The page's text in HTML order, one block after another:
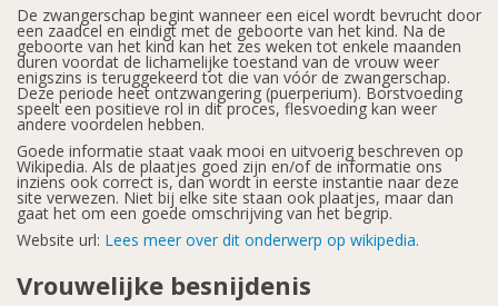
De zwangerschap begint wanneer een eicel wordt bevrucht door
een zaadcel en eindigt met de geboorte van het kind. Na de
geboorte van het kind kan het zes weken tot enkele maanden
duren voordat de lichamelijke toestand van de vrouw weer
enigszins is teruggekeerd tot die van vóór de zwangerschap.
Deze periode heet ontzwangering (puerperium). Borstvoeding
speelt een positieve rol in dit proces, flesvoeding kan weer
andere voordelen hebben.
Goede informatie staat vaak mooi en uitvoerig beschreven op
Wikipedia. Als de plaatjes goed zijn en/of de informatie ons
inziens ook correct is, dan wordt in eerste instantie naar deze
site verwezen. Niet bij elke site staan ook plaatjes, maar dan
gaat het om een goede omschrijving van het begrip.
Website url: Lees meer over dit onderwerp op wikipedia.
Vrouwelijke besnijdenis